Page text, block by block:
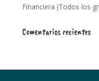
Financiera (Todos los
Comentarios recientes